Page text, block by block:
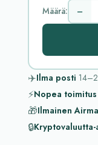
Määrä: −
✈️Ilma posti
⚡Nopea toimitus
🎁Ilmainen
🔒Kryptovaluutta-